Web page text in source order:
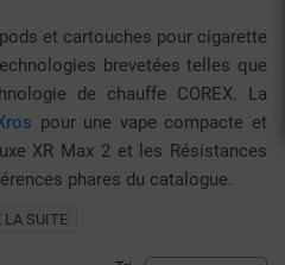
et cartouches pour cigarette
brevetées telles que
de chauffe COREX. La
pour une vape compacte et
XR Max 2 et les Résistances
phares du catalogue.
LA SUITE